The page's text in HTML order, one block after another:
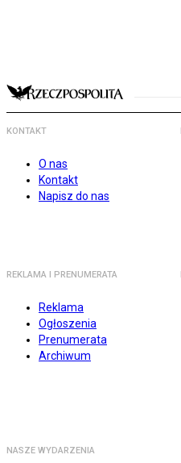
KONTAKT
O nas
Kontakt
Napisz do nas
REKLAMA I PRENUMERATA
Reklama
Ogłoszenia
Prenumerata
Archiwum
NASZE WYDARZENIA